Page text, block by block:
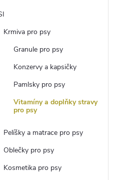
Krmiva pro psy
Granule pro psy
Konzervy a kapsičky
Pamlsky pro psy
Vitamíny a doplňky stravy
pro psy
Pelíšky a matrace pro psy
Oblečky pro psy
Kosmetika pro psy